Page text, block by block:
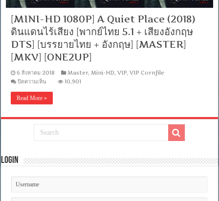
[MINI-HD 1080P] A Quiet Place (2018)
ดินแดนไร้เสียง [พากย์ไทย 5.1 + เสียงอังกฤษ
DTS] [บรรยายไทย + อังกฤษ] [MASTER]
[MKV] [ONE2UP]
6 สิงหาคม 2018 Master, Mini-HD,VIP,VIP Cornfile
ปิดความเห็น
1080P]
Quiet
(2018)
เสียง
10,901
Read More »
Login